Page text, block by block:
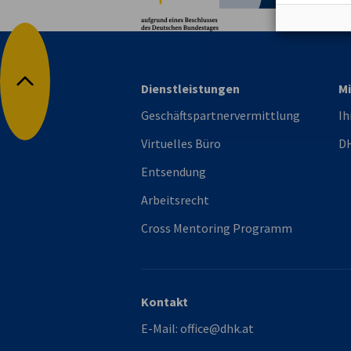
Nach oben
Dienstleistungen
Geschäftspartnervermittlung
Virtuelles Büro
Entsendung
Arbeitsrecht
Cross Mentoring Programm
Kontakt
E-Mail: office@dhk.at